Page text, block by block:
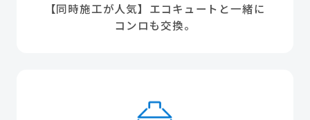
【同時施工が人気】エコキュートと一緒に
コンロも交換。